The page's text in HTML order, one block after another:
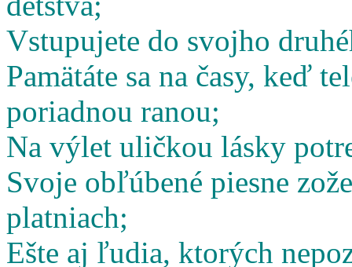
Vstupujete do svojho
Pamätáte sa na časy, keď
poriadnou ranou;
Na výlet uličkou lásky
Svoje obľúbené piesne
platniach;
Ešte aj ľudia, ktorých